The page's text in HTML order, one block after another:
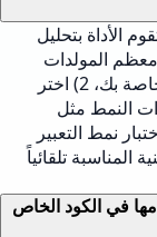
الأداة بتحليل
معظم المولدات
عملية خطوة بخطوة: 1) أدخل سلسلة الاختبار الخاصة بك، 2) اختر
3) اختر خيارات النمط مثل
4) معاينة واختبار نمط التعبير
المناسبة تلقائياً
في الكود الخاص